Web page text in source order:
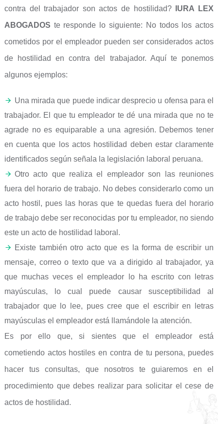
contra del trabajador son actos de hostilidad?
IURA LEX
ABOGADOS te responde lo siguiente: No todos los actos
cometidos por el empleador pueden ser considerados actos
de hostilidad en contra del trabajador. Aquí te ponemos
algunos ejemplos:
Una mirada que puede indicar desprecio u ofensa para el
trabajador. El que tu empleador te dé una mirada que no te
agrade no es equiparable a una agresión. Debemos tener
en cuenta que los actos hostilidad deben estar claramente
identificados según señala la legislación laboral peruana.
Otro acto que realiza el empleador son las reuniones
fuera del horario de trabajo. No debes considerarlo como un
acto hostil, pues las horas que te quedas fuera del horario
de trabajo debe ser reconocidas por tu empleador, no siendo
este un acto de hostilidad laboral.
Existe también otro acto que es la forma de escribir un
mensaje, correo o texto que va a dirigido al trabajador, ya
que muchas veces el empleador lo ha escrito con letras
mayúsculas, lo cual puede causar susceptibilidad al
trabajador que lo lee, pues cree que el escribir en letras
mayúsculas el empleador está llamándole la atención.
Es por ello que, si sientes que el empleador está
cometiendo actos hostiles en contra de tu persona, puedes
hacer tus consultas, que nosotros te guiaremos en el
procedimiento que debes realizar para solicitar el cese de
actos de hostilidad.